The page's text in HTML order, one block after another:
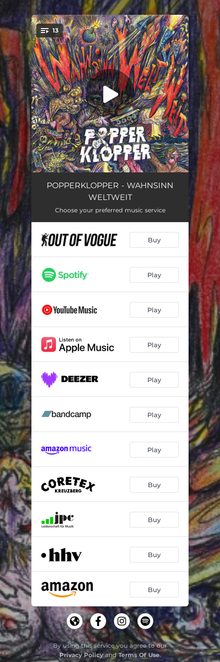
You're all set!
13
Panik und Angst (S.O.S.) 03:19
Scheisse bleibt Scheisse
Zur rechten Zeit am falschen Ort (feat. Gunnar Schröder) 03:33
Nicht angesagt
Pleiten pflastern seinen Weg 02:45
02:51
Mann-O-Mann (feat. Sven Prillwitz) 03:23
Dorfnazi 02:47
Erklär mir mal: Krieg
Cage Of Fear 02:56
Verliebt, verlobt, verprügelt
POPPERKLOPPER - WAHNSINN
WELTWEIT
Choose your preferred music service
Buy
Play
Play
Play
Play
Play
Play
Buy
Buy
Buy
Buy
By using this service you agree to our
Privacy PolicyandTerms Of Use.